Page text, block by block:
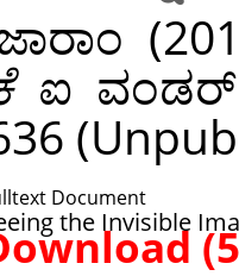
ಐ ವಂಡರ್
Document
the Invisible